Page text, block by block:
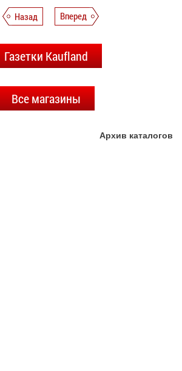
Назад Вперед
Газетки Kaufland
Все магазины
Архив каталогов